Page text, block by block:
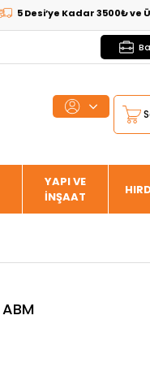
Kadar 3500₺ ve Üzeri
YAPI VE
İNŞAAT